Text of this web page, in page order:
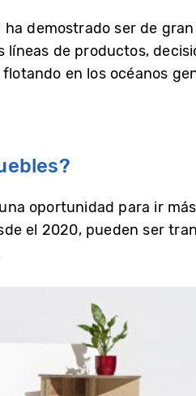
demostrado ser de
líneas de productos,
en los océanos
oportunidad para ir
el 2020, pueden ser